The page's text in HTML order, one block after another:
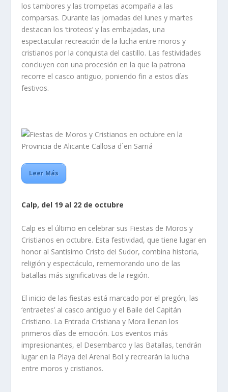
los tambores y las trompetas acompaña a las
comparsas. Durante las jornadas del lunes y martes
destacan los ‘tiroteos’ y las embajadas, una
espectacular recreación de la lucha entre moros y
cristianos por la conquista del castillo. Las festividades
concluyen con una procesión en la que la patrona
recorre el casco antiguo, poniendo fin a estos días
festivos.
Leer Más
Calp, del 19 al 22 de octubre
Calp es el último en celebrar sus Fiestas de Moros y
Cristianos en octubre. Esta festividad, que tiene lugar en
honor al Santísimo Cristo del Sudor, combina historia,
religión y espectáculo, rememorando uno de las
batallas más significativas de la región.
El inicio de las fiestas está marcado por el pregón, las
‘entraetes’ al casco antiguo y el Baile del Capitán
Cristiano. La Entrada Cristiana y Mora llenan los
primeros días de emoción. Los eventos más
impresionantes, el Desembarco y las Batallas, tendrán
lugar en la Playa del Arenal Bol y recrearán la lucha
entre moros y cristianos.